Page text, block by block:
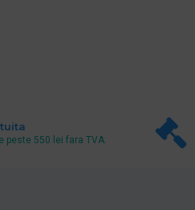
peste 550 lei fara TVA.